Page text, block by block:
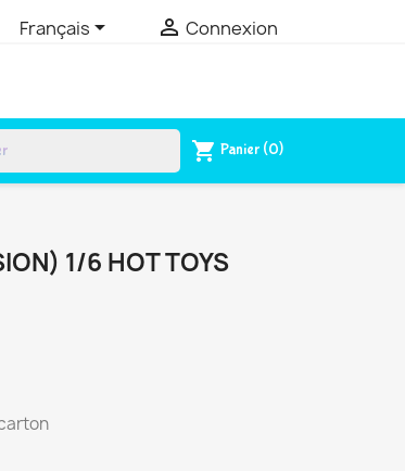
Français  Connexion
shopping_cart Panier (0)
1/6 HOT TOYS